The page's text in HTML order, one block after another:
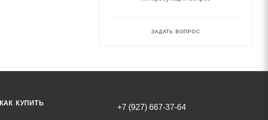
ЗАДАТЬ ВОПРОС
КАК КУПИТЬ +7 (927) 667-37-64